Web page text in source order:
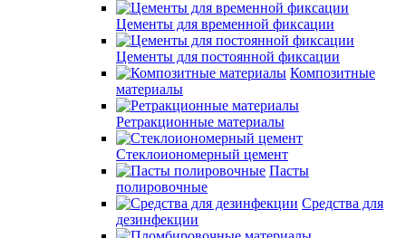
Цементы для временной фиксации
Цементы для постоянной фиксации
Композитные
материалы
Ретракционные материалы
Стеклоиономерный цемент
Пасты
полировочные
Средства для
дезинфекции